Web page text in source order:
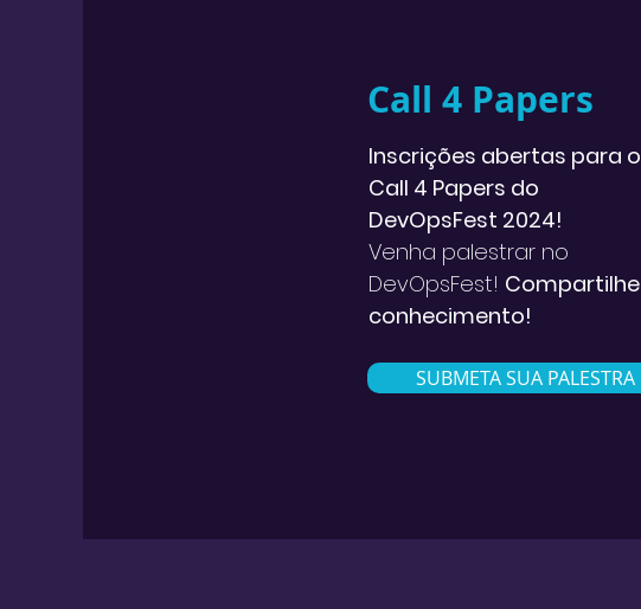
Call 4 Papers
Inscrições abertas para o
Call 4 Papers do
DevOpsFest 2024!
Venha palestrar no
DevOpsFest! Compartilhe
conhecimento!
SUBMETA SUA PALESTRA